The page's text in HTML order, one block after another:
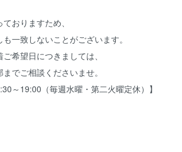
おりますため、
一致しないことがございます。
希望日につきましては、
でご相談くださいませ。
～19:00（毎週水曜・第二火曜定休）】